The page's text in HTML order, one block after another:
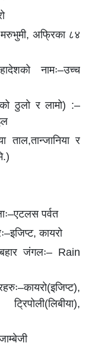
मरुभुमी, अफ्रिका ८४
नामः–उच्च
ठुलो र लामो) :–
ताल,तान्जानिया र
पर्वत
कायरो
जंगलः– Rain